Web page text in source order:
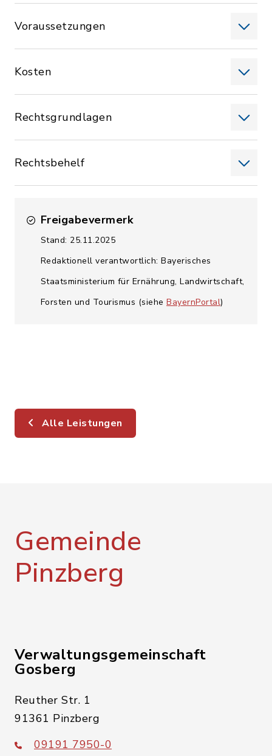
Voraussetzungen
Kosten
Rechtsgrundlagen
Rechtsbehelf
Freigabevermerk
Stand: 25.11.2025
Redaktionell verantwortlich: Bayerisches
Staatsministerium für Ernährung, Landwirtschaft,
Forsten und Tourismus (siehe BayernPortal)
Alle Leistungen
Gemeinde
Pinzberg
Verwaltungsgemeinschaft
Gosberg
Reuther Str. 1
91361 Pinzberg
09191 7950-0